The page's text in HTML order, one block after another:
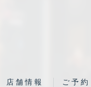
店舗情報 ご予約